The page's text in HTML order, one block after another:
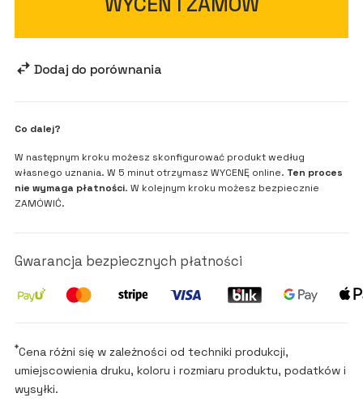
Dodaj do porównania
Co dalej?
W następnym kroku możesz skonfigurować produkt według
własnego uznania. W 5 minut otrzymasz WYCENĘ online. Ten proces
nie wymaga płatności. W kolejnym kroku możesz bezpiecznie
ZAMÓWIĆ.
Gwarancja bezpiecznych płatności
*Cena różni się w zależności od techniki produkcji,
umiejscowienia druku, koloru i rozmiaru produktu, podatków i
wysyłki.